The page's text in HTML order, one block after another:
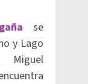
se
y Lago
Miguel